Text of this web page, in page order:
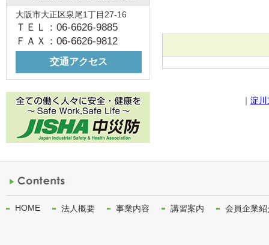
｜ 淀川
大阪市大正区泉尾1丁目27-16
ＴＥＬ：06-6626-9885
ＦＡＸ：06-6626-9812
交通アクセス
HOME 法人概要 事業内容 講習案内 会員企業紹